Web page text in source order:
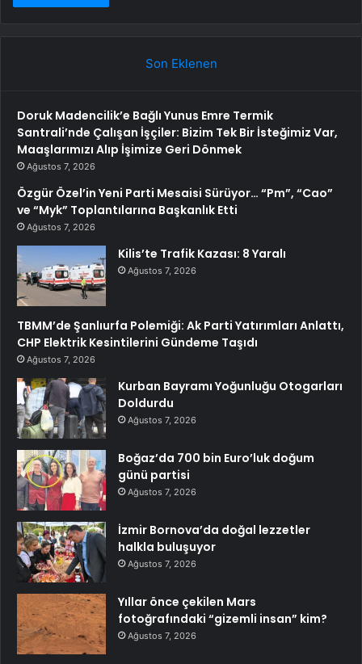
Son Eklenen
Doruk Madencilik’e Bağlı Yunus Emre Termik
Santrali’nde Çalışan İşçiler: Bizim Tek Bir İsteğimiz Var,
Maaşlarımızı Alıp İşimize Geri Dönmek
Ağustos 7, 2026
Özgür Özel’in Yeni Parti Mesaisi Sürüyor… “Pm”, “Cao”
ve “Myk” Toplantılarına Başkanlık Etti
Ağustos 7, 2026
Kilis’te Trafik Kazası: 8 Yaralı
Ağustos 7, 2026
TBMM’de Şanlıurfa Polemiği: Ak Parti Yatırımları Anlattı,
CHP Elektrik Kesintilerini Gündeme Taşıdı
Ağustos 7, 2026
Kurban Bayramı Yoğunluğu Otogarları
Doldurdu
Ağustos 7, 2026
Boğaz’da 700 bin Euro’luk doğum
günü partisi
Ağustos 7, 2026
İzmir Bornova’da doğal lezzetler
halkla buluşuyor
Ağustos 7, 2026
Yıllar önce çekilen Mars
fotoğrafındaki “gizemli insan” kim?
Ağustos 7, 2026